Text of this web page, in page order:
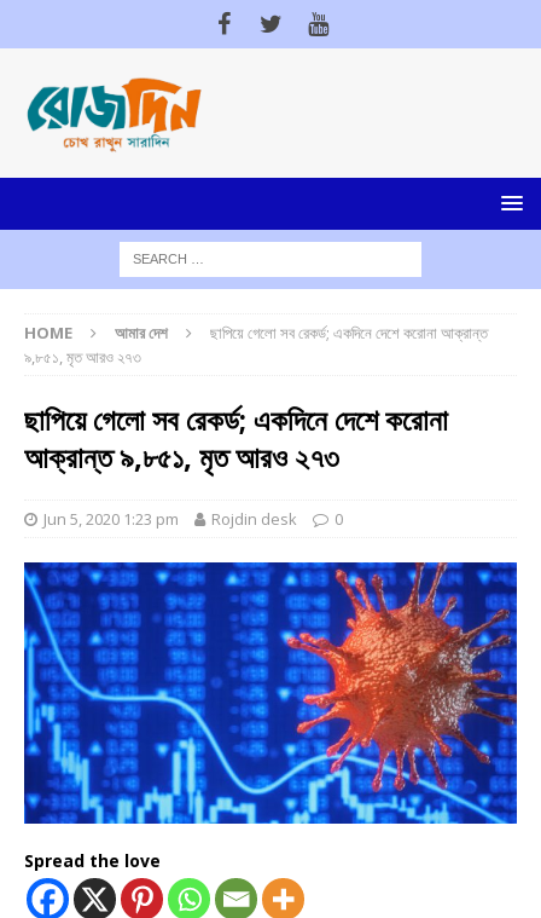
HOME আমার দেশ
ছাপিয়ে গেলো সব রেকর্ড; একদিনে দেশে করোনা আক্রান্ত
৯,৮৫১, মৃত আরও ২৭৩
ছাপিয়ে গেলো সব রেকর্ড; একদিনে দেশে করোনা
আক্রান্ত ৯,৮৫১, মৃত আরও ২৭৩
Jun 5, 2020 1:23 pm Rojdin desk 0
Spread the love